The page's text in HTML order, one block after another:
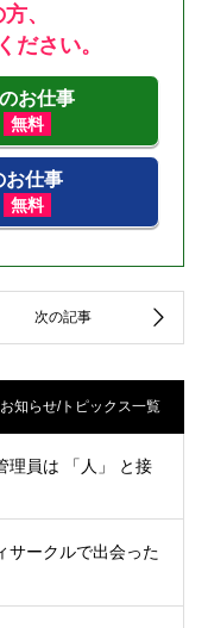
、
ださい。
のお仕事
無料
お仕事
無料
お知らせ/トピックス一覧
理員は 「人」 と接
サークルで出会った